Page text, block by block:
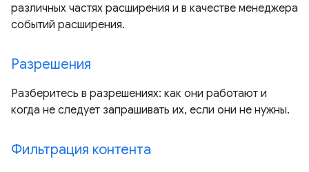
различных частях расширения и в качестве менеджера
событий расширения.
Разрешения
Разберитесь в разрешениях: как они работают и
когда не следует запрашивать их, если они не нужны.
Фильтрация контента